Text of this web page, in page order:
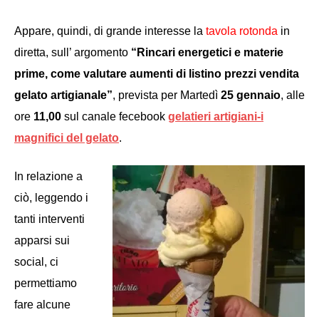
Appare, quindi, di grande interesse la tavola rotonda in
diretta, sull’ argomento “ Rincari energetici e materie
prime, come valutare aumenti di listino prezzi vendita
gelato artigianale”, prevista per Martedì 25 gennaio, alle
ore 11,00 sul canale fecebook gelatieri artigiani-i
magnifici del gelato.
In relazione a
ciò, leggendo i
tanti interventi
apparsi sui
social, ci
permettiamo
fare alcune